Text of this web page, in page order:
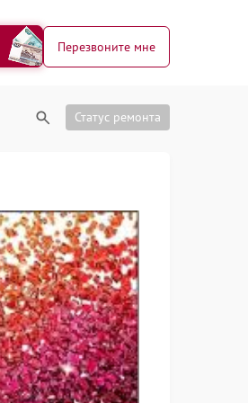
Перезвоните мне
Статус ремонта